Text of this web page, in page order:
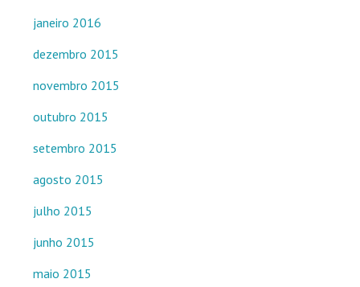
janeiro 2016
dezembro 2015
novembro 2015
outubro 2015
setembro 2015
agosto 2015
julho 2015
junho 2015
maio 2015